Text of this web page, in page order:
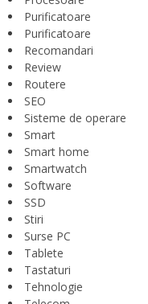
Purificatoare
Purificatoare
Recomandari
Review
Routere
SEO
Sisteme de operare
Smart
Smart home
Smartwatch
Software
SSD
Stiri
Surse PC
Tablete
Tastaturi
Tehnologie